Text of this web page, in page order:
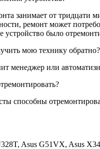
занимает от
ремонт может
устройство было
мою технику обратно?
менеджер или
способны
Asus G51VX, Asus